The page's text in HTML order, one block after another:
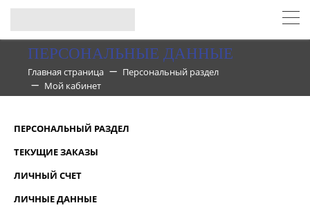
ПЕРСОНАЛЬНЫЕ ДАННЫЕ
Главная страница
Персональный раздел
Мой кабинет
ПЕРСОНАЛЬНЫЙ РАЗДЕЛ
ТЕКУЩИЕ ЗАКАЗЫ
ЛИЧНЫЙ СЧЕТ
ЛИЧНЫЕ ДАННЫЕ